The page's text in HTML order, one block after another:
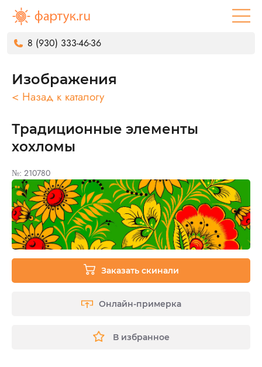
8 (930) 333-46-36
Изображения
< Назад к каталогу
Традиционные элементы
хохломы
№: 210780
Заказать скинали
Онлайн-примерка
В избранное